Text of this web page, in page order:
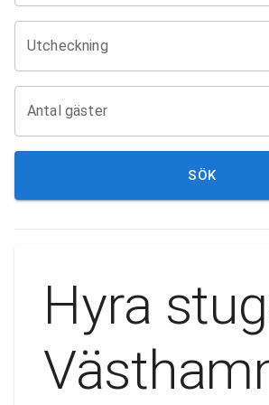
Utcheckning
Antal gäster
SÖK
Hyra